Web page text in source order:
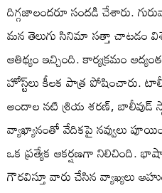
దిగ్గజాలందరూ సందడి చేశారు.
మన తెలుగు సినిమా సత్తా చాటడం
ఆతిథ్యం ఇచ్చింది. కార్యక్రమం
హోస్ట్‌లు కీలక పాత్ర పోషించారు.
అందాల నటి శ్రియ శరణ్,
వ్యాఖ్యానంతో వేదికపై నవ్వులు
ఒక ప్రత్యేక ఆకర్షణగా నిలిచింది.
గౌరవిస్తూ వారు చేసిన వ్యాఖ్యలు